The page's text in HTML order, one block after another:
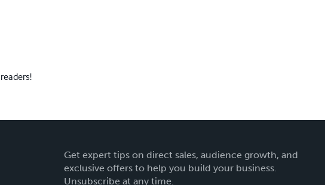
Get expert tips on direct sales, audience growth, and
exclusive offers to help you build your business.
Unsubscribe at any time.